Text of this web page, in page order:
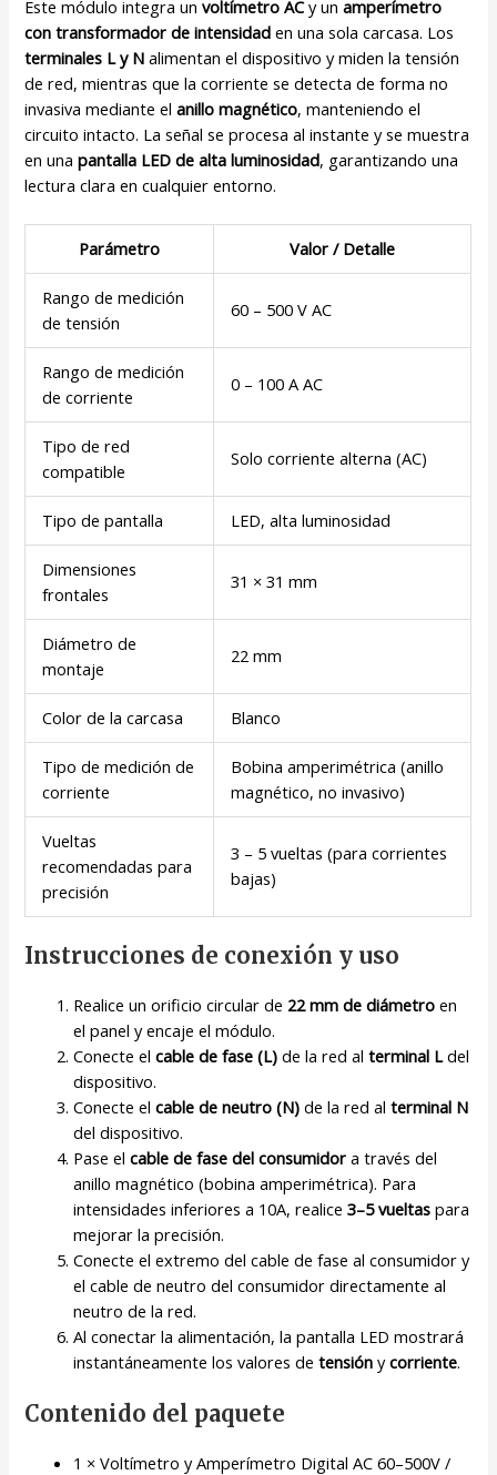
Este módulo integra unvoltímetro ACy unamperímetro
con transformador de intensidad en una sola carcasa. Los
terminales L y N alimentan el dispositivo y miden la tensión
de red, mientras que la corriente se detecta de forma no
invasiva mediante elanillo magnético, manteniendo el
circuito intacto. La señal se procesa al instante y se muestra
en unapantalla LED de alta luminosidad, garantizando una
lectura clara en cualquier entorno.
Parámetro Valor / Detalle
Rango de medición
de tensión
60 – 500 V AC
Rango de medición
de corriente
0 – 100 A AC
Tipo de red
compatible
Solo corriente alterna (AC)
Tipo de pantalla LED, alta luminosidad
Dimensiones
frontales
31 × 31 mm
Diámetro de
montaje
22 mm
Color de la carcasa Blanco
Tipo de medición de
corriente
Bobina amperimétrica (anillo
magnético, no invasivo)
Vueltas
recomendadas para
precisión
3 – 5 vueltas (para corrientes
bajas)
Instrucciones de conexión y uso
Realice un orificio circular de 22 mm de diámetro en
el panel y encaje el módulo.
Conecte elcable de fase (L) de la red alterminal Ldel
dispositivo.
Conecte elcable de neutro (N) de la red alterminal N
del dispositivo.
Pase elcable de fase del consumidor a través del
anillo magnético (bobina amperimétrica). Para
intensidades inferiores a 10A, realice3–5 vueltas para
mejorar la precisión.
Conecte el extremo del cable de fase al consumidor y
el cable de neutro del consumidor directamente al
neutro de la red.
Al conectar la alimentación, la pantalla LED mostrará
instantáneamente los valores detensión ycorriente.
Contenido del paquete
1 × Voltímetro y Amperímetro Digital AC 60–500V /